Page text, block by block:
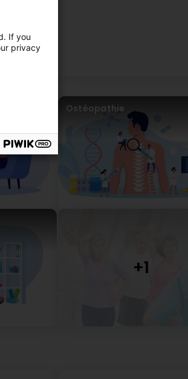
Ostéopathie
If you
privacy